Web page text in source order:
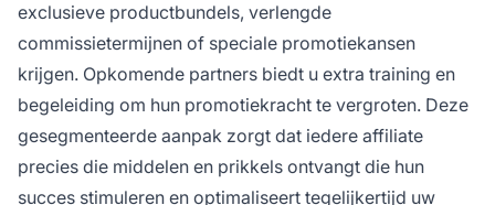
exclusieve productbundels, verlengde
commissietermijnen of speciale promotiekansen
krijgen. Opkomende partners biedt u extra training en
begeleiding om hun promotiekracht te vergroten. Deze
gesegmenteerde aanpak zorgt dat iedere affiliate
precies die middelen en prikkels ontvangt die hun
succes stimuleren en optimaliseert tegelijkertijd uw